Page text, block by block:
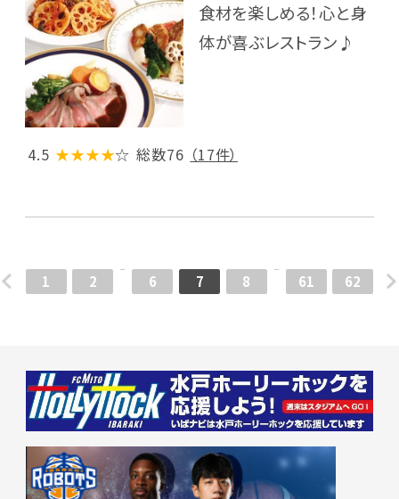
食材を楽しめる！心と身
体が喜ぶレストラン♪
4.5 ★★★★☆ 総数76 （17件）
1 2 6 7 8 61 62